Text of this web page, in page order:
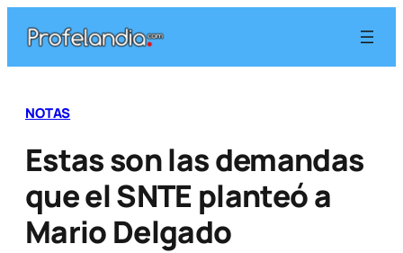
contenido
NOTAS
Estas son las demandas
que el SNTE planteó a
Mario Delgado